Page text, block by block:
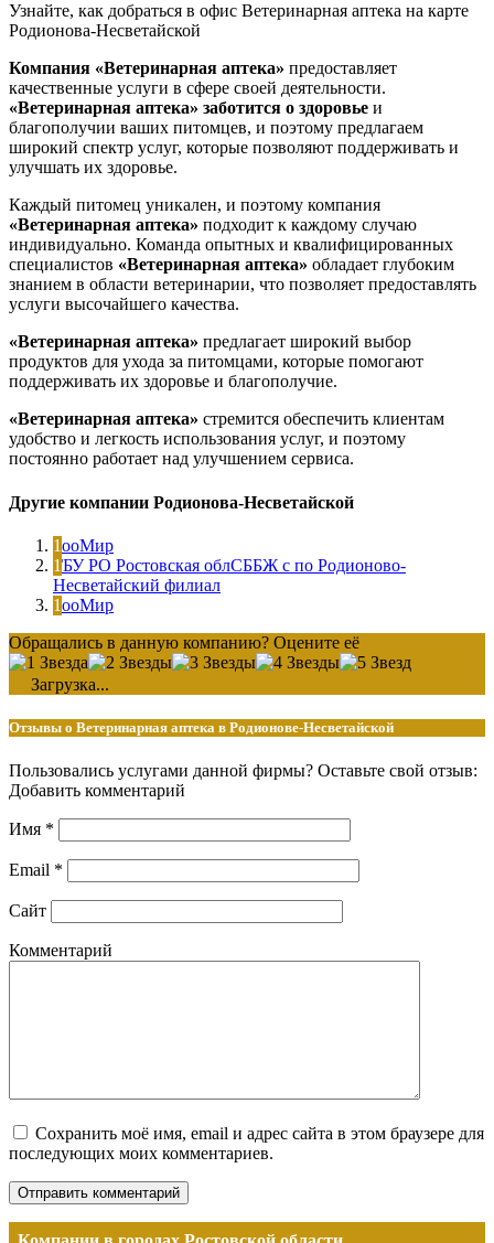
Узнайте, как добраться в офис Ветеринарная аптека на карте
Родионова-Несветайской
Компания «Ветеринарная аптека» предоставляет
качественные услуги в сфере своей деятельности.
«Ветеринарная аптека» заботится о здоровье и
благополучии ваших питомцев, и поэтому предлагаем
широкий спектр услуг, которые позволяют поддерживать и
улучшать их здоровье.
Каждый питомец уникален, и поэтому компания
«Ветеринарная аптека» подходит к каждому случаю
индивидуально. Команда опытных и квалифицированных
специалистов «Ветеринарная аптека» обладает глубоким
знанием в области ветеринарии, что позволяет предоставлять
услуги высочайшего качества.
«Ветеринарная аптека» предлагает широкий выбор
продуктов для ухода за питомцами, которые помогают
поддерживать их здоровье и благополучие.
«Ветеринарная аптека» стремится обеспечить клиентам
удобство и легкость использования услуг, и поэтому
постоянно работает над улучшением сервиса.
Другие компании Родионова-Несветайской
ЗооМир
ГБУ РО Ростовская облСББЖ с по Родионово-
Несветайский филиал
ЗооМир
Обращались в данную компанию? Оцените её
Загрузка...
Отзывы о Ветеринарная аптека в Родионове-Несветайской
Пользовались услугами данной фирмы? Оставьте свой отзыв:
Добавить комментарий
Имя *
Email *
Сайт
Комментарий
Сохранить моё имя, email и адрес сайта в этом браузере для
последующих моих комментариев.